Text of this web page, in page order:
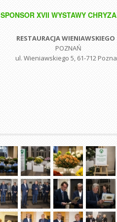
SPONSOR XVII WYSTAWY
RESTAURACJA WIENIAWSKIEGO
POZNAŃ
ul. Wieniawskiego 5, 61-712